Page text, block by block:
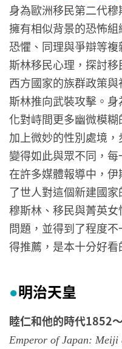
身為歐洲移民第二代
擁有相似背景的恐怖
恐懼、同理與爭辯等
斯林移民心理，探討
西方國家的族群政策
斯林推向武裝攻擊。
化對峙間更多幽微模
加上微妙的性別處境
變得如此與眾不同，
在許多媒體報導中，
了世人對這個新建國
穆斯林、移民與菁英
問題，並得到了程度
得推薦，是本十分好看
●明治天皇
睦仁和他的時代1852
Emperor of Japan: Meiji